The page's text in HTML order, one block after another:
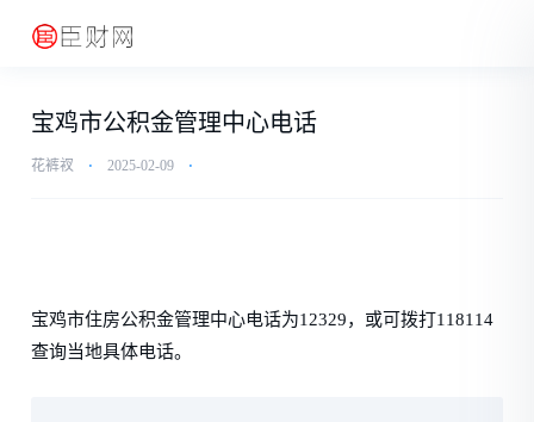
宝鸡市公积金管理中心电话
花裤衩 ⋅ 2025-02-09 ⋅
宝鸡市住房公积金管理中心电话为12329，或可拨打118114
查询当地具体电话。